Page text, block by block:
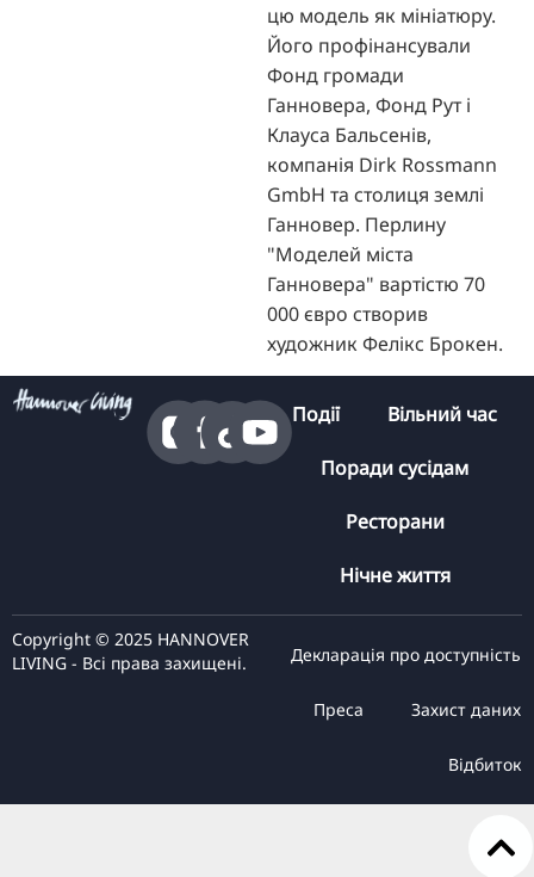
цю модель як мініатюру.
Його профінансували
Фонд громади
Ганновера, Фонд Рут і
Клауса Бальсенів,
компанія Dirk Rossmann
GmbH та столиця землі
Ганновер. Перлину
"Моделей міста
Ганновера" вартістю 70
000 євро створив
художник Фелікс Брокен.
Події Вільний час
Поради сусідам
Ресторани
Нічне життя
Copyright © 2025 HANNOVER
LIVING - Всі права захищені.
Декларація про доступність
Преса Захист даних
Відбиток